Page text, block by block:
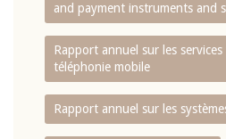
and payment instruments and
Rapport annuel sur les
téléphonie mobile
Rapport annuel sur les